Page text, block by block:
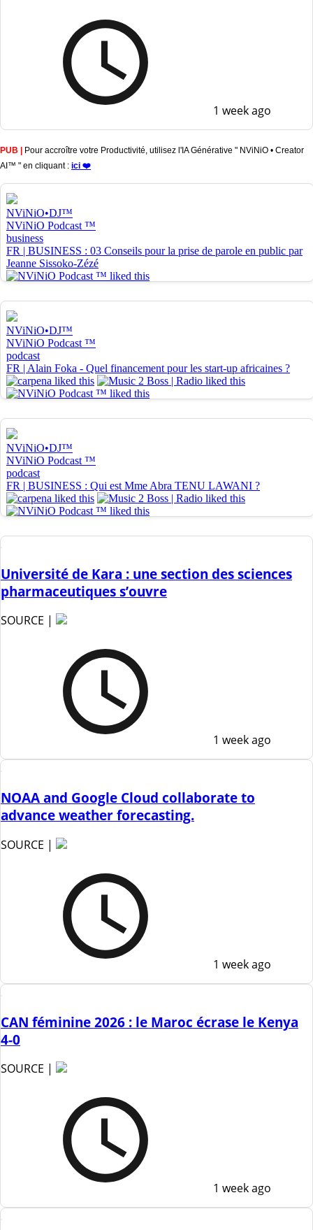
1 week ago
PUB |
Pour accroître votre Productivité, utilisez l'IA Générative " NViNiO • Creator
AI™ " en cliquant : ici ❤️
Université de Kara : une section des sciences
pharmaceutiques s’ouvre
SOURCE |
1 week ago
NOAA and Google Cloud collaborate to
advance weather forecasting.
SOURCE |
1 week ago
CAN féminine 2026 : le Maroc écrase le Kenya
4-0
SOURCE |
1 week ago